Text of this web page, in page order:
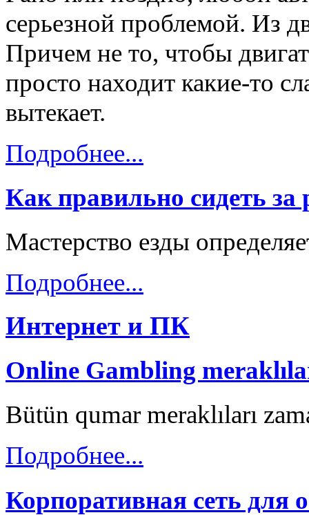
серьезной проблемой. Из
Причем не то, чтобы
просто находит какие-то
вытекает.
Подробнее...
Как правильно сидеть за
Мастерство езды
Подробнее...
Интернет и ПК
Online Gambling
Bütün qumar meraklıları
Подробнее...
Корпоративная сеть для